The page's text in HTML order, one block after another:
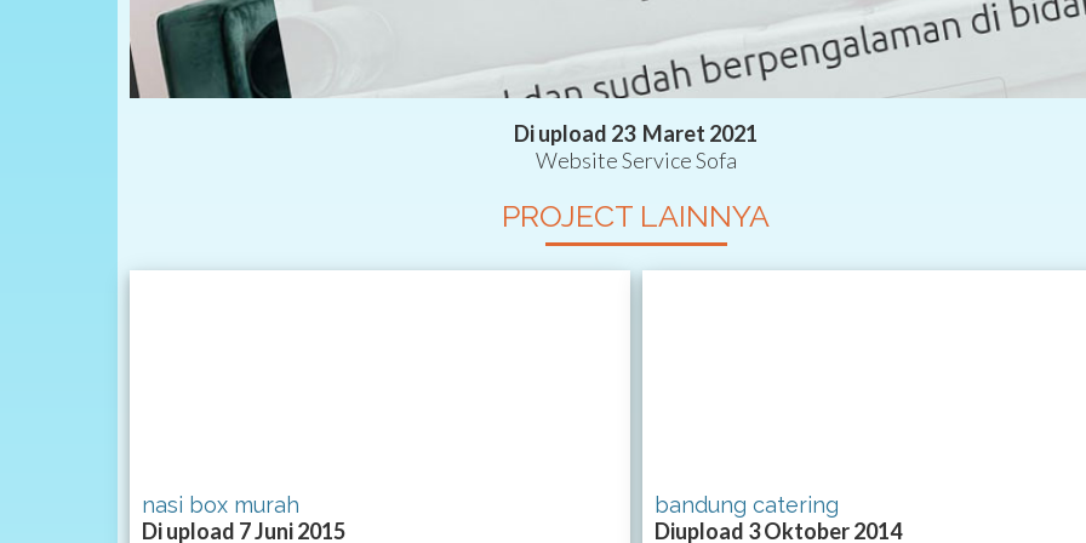
Di upload 23 Maret 2021
Website Service Sofa
PROJECT LAINNYA
nasi box murah
Di upload 7 Juni 2015
bandung catering
Diupload 3 Oktober 2014